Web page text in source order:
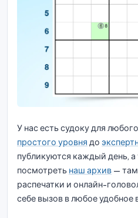
У нас есть судоку для
простого уровня до
публикуются каждый день,
посмотреть наш архив —
распечатки и онлайн-
себе вызов в любое